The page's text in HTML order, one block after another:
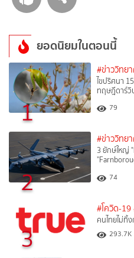
ยอดนิยมในตอนนี้
1
#ข่าววิทยา
ไขปริศนา
ทฤษฎีดาร์วิ
79
2
#ข่าววิทยา
3 ยักษ์ใหญ่
74
3
#โควิด-19
คนไทยไม่ทิ้
293.7K